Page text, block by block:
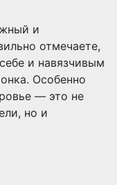
и
отмечаете,
и навязчивым
Особенно
— это не
но и